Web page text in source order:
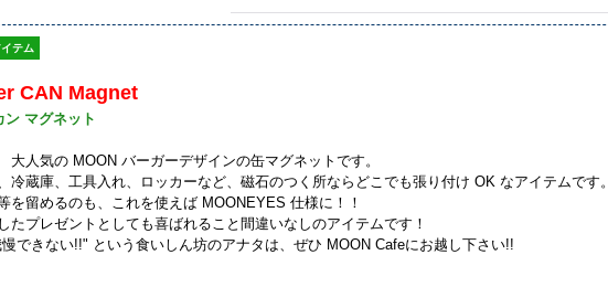
テム
CAN Magnet
マグネット
人気の MOON バーガーデザインの缶マグネットです。
冷蔵庫、工具入れ、ロッカーなど、磁石のつく所ならどこでも張り付け OK なアイテムです。
を留めるのも、これを使えば MOONEYES 仕様に！！
たプレゼントとしても喜ばれること間違いなしのアイテムです！
できない!!" という食いしん坊のアナタは、ぜひ MOON Cafeにお越し下さい!!